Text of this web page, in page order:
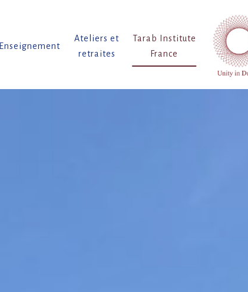
Enseignement
Ateliers et
retraites
Tarab Institute
France